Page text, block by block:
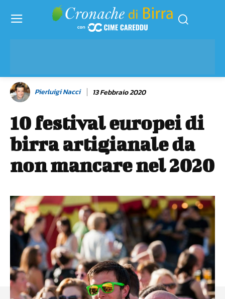
Pierluigi Nacci 13 Febbraio 2020
10 festival europei di
birra artigianale da
non mancare nel 2020